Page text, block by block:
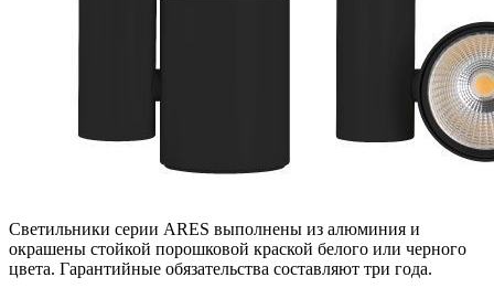
Светильники серии ARES выполнены из алюминия и
окрашены стойкой порошковой краской белого или черного
цвета. Гарантийные обязательства составляют три года.